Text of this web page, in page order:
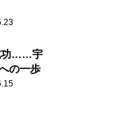
功……宇
の一歩